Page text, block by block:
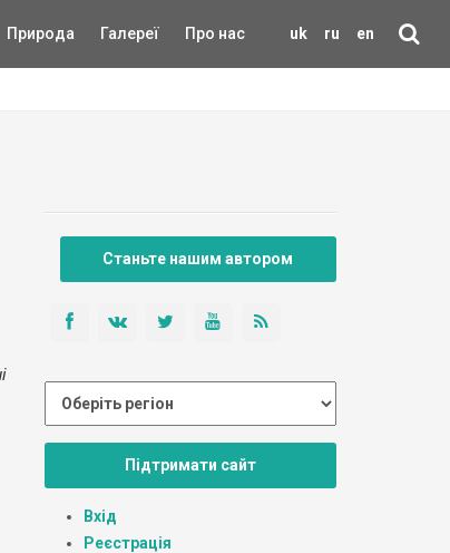
uk ru en
Природа Галереї Про нас
Станьте нашим автором
Підтримати сайт
Вхід
Реєстрація